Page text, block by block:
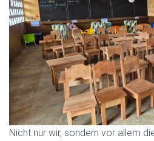
Nicht nur wir, sondern vor allem